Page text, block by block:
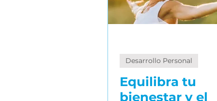
Desarrollo Personal
Equilibra tu
bienestar y el